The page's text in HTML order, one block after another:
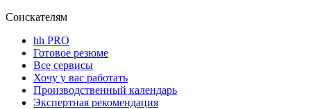
Соискателям
hh PRO
Готовое резюме
Все сервисы
Хочу у вас работать
Производственный календарь
Экспертная рекомендация